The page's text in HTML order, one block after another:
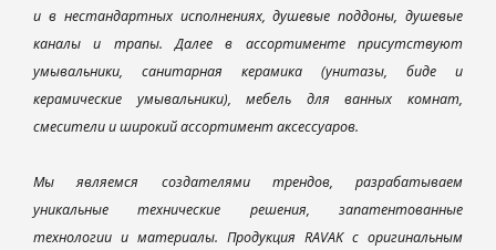
и в нестандартных исполнениях, душевые поддоны, душевые
каналы и трапы. Далее в ассортименте присутствуют
умывальники, санитарная керамика (унитазы, биде и
керамические умывальники), мебель для ванных комнат,
смесители и широкий ассортимент аксессуаров.
Мы являемся создателями трендов, разрабатываем
уникальные технические решения, запатентованные
технологии и материалы. Продукция RAVAK с оригинальным